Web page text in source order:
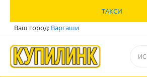
ТАКСИ
Ваш город: Варгаши